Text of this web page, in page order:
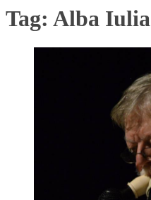
Tag: Alba Iulia